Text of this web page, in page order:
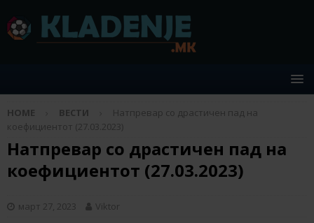
HOME ВЕСТИ
Натпревар со драстичен пад на
коефициентот (27.03.2023)
Натпревар со драстичен пад на
коефициентот (27.03.2023)
март 27, 2023 Viktor